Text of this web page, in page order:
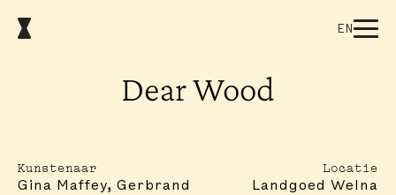
EN
Dear Wood
Kunstenaar
Gina Maffey, Gerbrand
Locatie
Landgoed Welna